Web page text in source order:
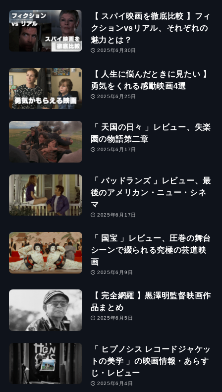
【 スパイ映画を徹底比較 】フィ
クションvsリアル、それぞれの
魅力とは？
2025年6月30日
【 人生に悩んだときに見たい 】
勇気をくれる感動映画4選
2025年6月25日
「 天国の日々 」レビュー、失楽
園の物語第二章
2025年6月17日
「 バッドランズ 」レビュー、最
後のアメリカン・ニュー・シネ
マ
2025年6月17日
「 国宝 」レビュー、圧巻の舞台
シーンで綴られる究極の芸道映
画
2025年6月9日
【 完全網羅 】黒澤明監督映画作
品まとめ
2025年6月5日
「 ヒプノシス レコードジャケッ
トの美学 」の映画情報・あらす
じ・レビュー
2025年6月4日